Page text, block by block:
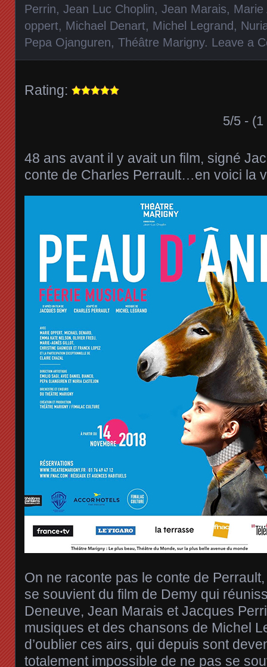
Perrin, Jean Luc Choplin, Jean Marais, Marie
oppert, Michael Denart, Michel Legrand ,
Pepa Ojanguren, Théâtre Marigny. Leave a
Rating:
5/5 - (1
48 ans avant il y avait un film, signé
conte de Charles Perrault…en voici la
On ne raconte pas le conte de
se souvient du film de Demy qui
Deneuve, Jean Marais et Jacques
musiques et des chansons de Michel
d’oublier ces airs, qui depuis sont
totalement impossible de ne pas se